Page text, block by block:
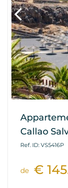
Callao
Ref. ID: VS5416P
de €